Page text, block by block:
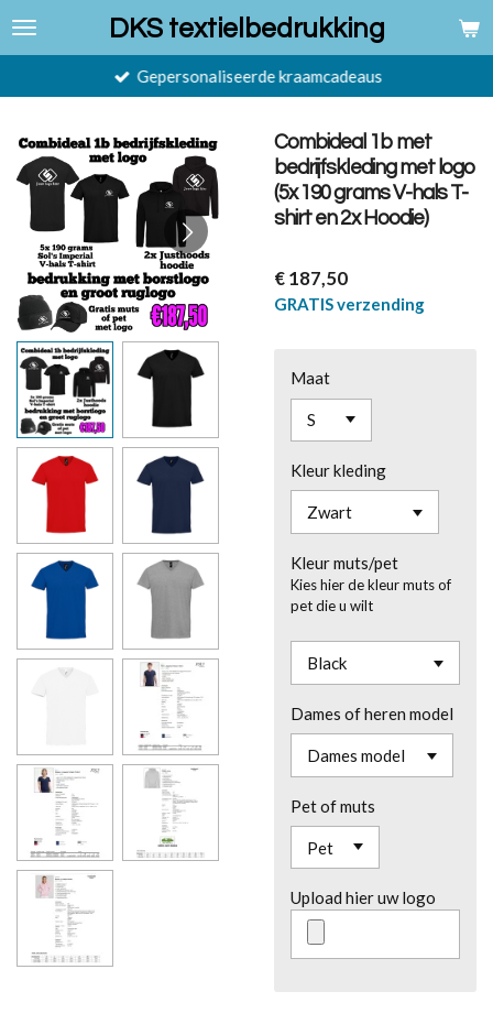
Ga
de
DKS textielbedrukking
Gepersonaliseerde kraamcadeaus
Combideal 1b met
bedrijfskleding met logo
(5x 190 grams V-hals T-
shirt en 2x Hoodie)
€ 187,50
GRATIS verzending
Maat
Kleur kleding
Kleur muts/pet
Kies hier de kleur muts of
pet die u wilt
Dames of heren model
Pet of muts
Upload hier uw logo